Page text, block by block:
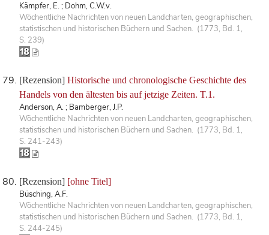
Kämpfer, E. ; Dohm, C.W.v.
Wöchentliche Nachrichten von neuen Landcharten, geographischen,
statistischen und historischen Büchern und Sachen. (1773, Bd. 1,
S. 239)
[Rezension] Historische und chronologische Geschichte des
Handels von den ältesten bis auf jetzige Zeiten. T.1.
Anderson, A. ; Bamberger, J.P.
Wöchentliche Nachrichten von neuen Landcharten, geographischen,
statistischen und historischen Büchern und Sachen. (1773, Bd. 1,
S. 241-243)
[Rezension] [ohne Titel]
Büsching, A.F.
Wöchentliche Nachrichten von neuen Landcharten, geographischen,
statistischen und historischen Büchern und Sachen. (1773, Bd. 1,
S. 244-245)